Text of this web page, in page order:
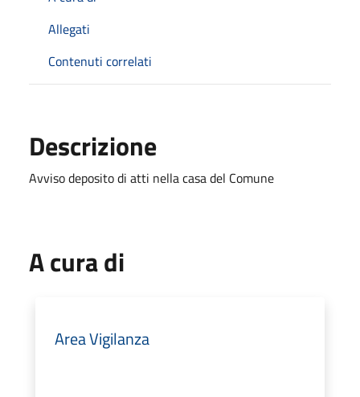
Allegati
Contenuti correlati
Descrizione
Avviso deposito di atti nella casa del Comune
A cura di
Area Vigilanza